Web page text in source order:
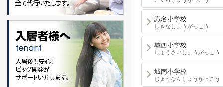
識名小学校
しきなしょうがっこう
城西小学校
じょうさいしょうがっこう
城南小学校
じょうなんしょうがっこう